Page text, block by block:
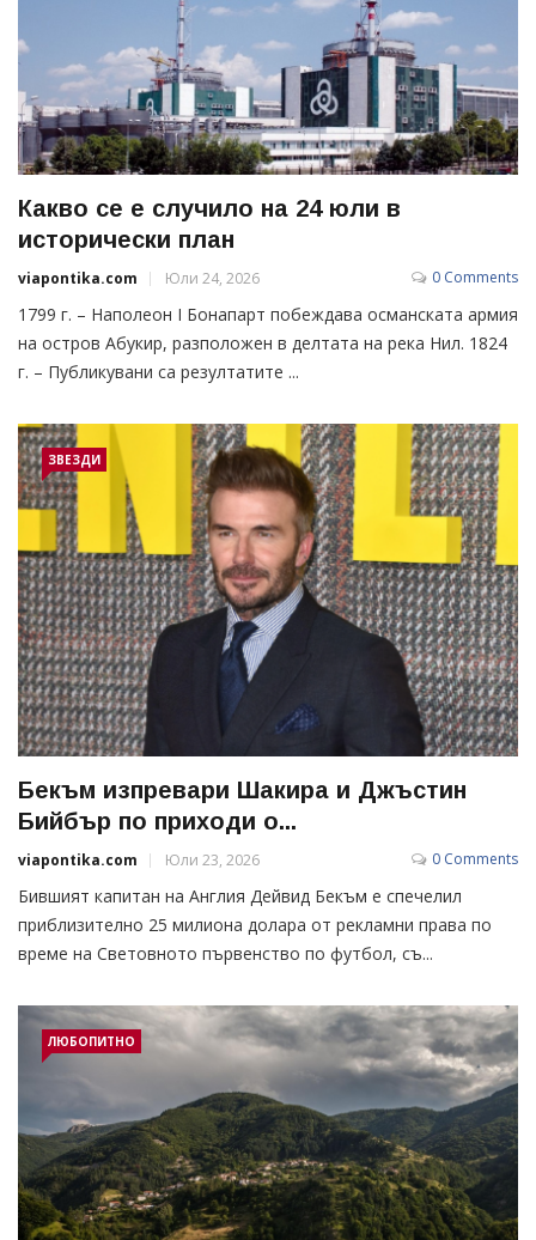
Какво се е случило на 24 юли в
исторически план
viapontika.com Юли 24, 2026 0 Comments
1799 г. – Наполеон I Бонапарт побеждава османската армия
на остров Абукир, разположен в делтата на река Нил. 1824
г. – Публикувани са резултатите ...
ЗВЕЗДИ
Бекъм изпревари Шакира и Джъстин
Бийбър по приходи о...
viapontika.com Юли 23, 2026 0 Comments
Бившият капитан на Англия Дейвид Бекъм е спечелил
приблизително 25 милиона долара от рекламни права по
време на Световното първенство по футбол, съ...
ЛЮБОПИТНО